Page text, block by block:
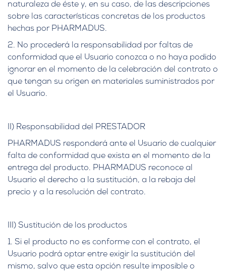
naturaleza de éste y, en su caso, de las descripciones
sobre las características concretas de los productos
hechas por PHARMADUS.
2. No procederá la responsabilidad por faltas de
conformidad que el Usuario conozca o no haya podido
ignorar en el momento de la celebración del contrato o
que tengan su origen en materiales suministrados por
el Usuario.
II) Responsabilidad del PRESTADOR
PHARMADUS responderá ante el Usuario de cualquier
falta de conformidad que exista en el momento de la
entrega del producto. PHARMADUS reconoce al
Usuario el derecho a la sustitución, a la rebaja del
precio y a la resolución del contrato.
III) Sustitución de los productos
1. Si el producto no es conforme con el contrato, el
Usuario podrá optar entre exigir la sustitución del
mismo, salvo que esta opción resulte imposible o